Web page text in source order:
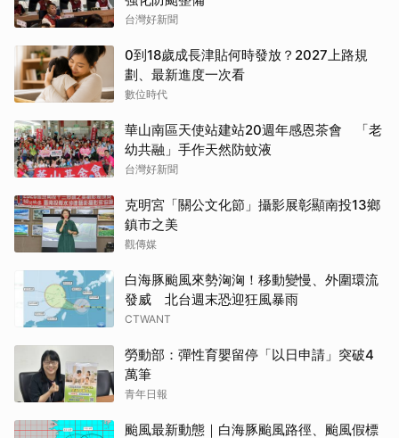
台灣好新聞
0到18歲成長津貼何時發放？2027上路規
劃、最新進度一次看
數位時代
華山南區天使站建站20週年感恩茶會 「老
幼共融」手作天然防蚊液
台灣好新聞
克明宮「關公文化節」攝影展彰顯南投13鄉
鎮市之美
觀傳媒
白海豚颱風來勢洶洶！移動變慢、外圍環流
發威 北台週末恐迎狂風暴雨
CTWANT
勞動部：彈性育嬰留停「以日申請」突破4
萬筆
青年日報
颱風最新動態｜白海豚颱風路徑、颱風假標